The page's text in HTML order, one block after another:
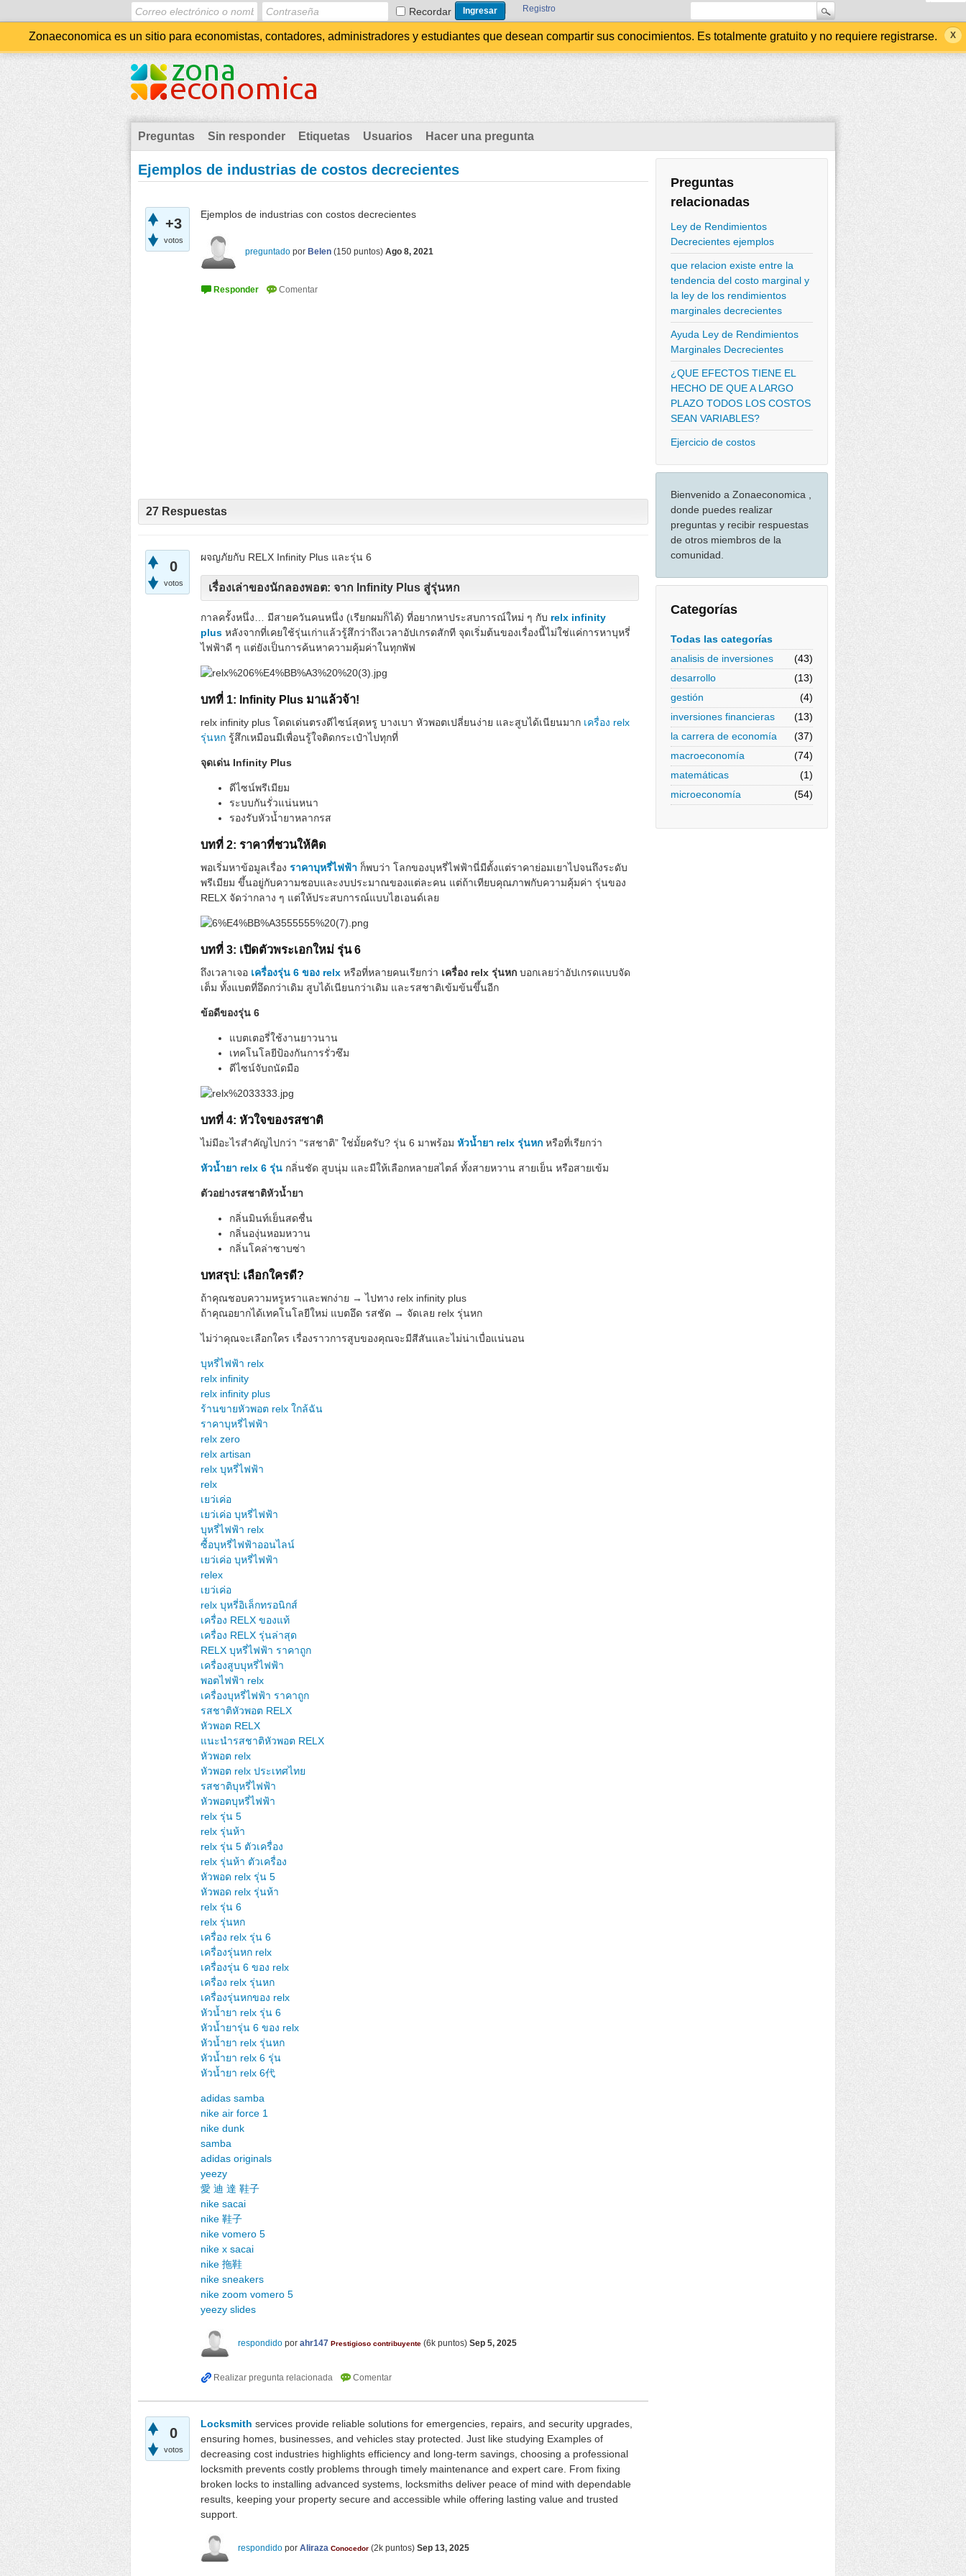
Recordar Registro
Zonaeconomica es un sitio para economistas, contadores, administradores y estudiantes que desean compartir sus conocimientos. Es totalmente gratuito y no requiere registrarse.
Preguntas Sin responder Etiquetas Usuarios Hacer una pregunta
Preguntas
relacionadas
Ley de Rendimientos
Decrecientes ejemplos
que relacion existe entre la
tendencia del costo marginal y
la ley de los rendimientos
marginales decrecientes
Ayuda Ley de Rendimientos
Marginales Decrecientes
¿QUE EFECTOS TIENE EL
HECHO DE QUE A LARGO
PLAZO TODOS LOS COSTOS
SEAN VARIABLES?
Ejercicio de costos
Bienvenido a Zonaeconomica ,
donde puedes realizar
preguntas y recibir respuestas
de otros miembros de la
comunidad.
Categorías
Todas las categorías
analisis de inversiones
(43)
desarrollo
(13)
gestión
(4)
inversiones financieras
(13)
la carrera de economía
(37)
macroeconomía
(74)
matemáticas
(1)
microeconomía
(54)
Ejemplos de industrias de costos decrecientes
+3
votos
Ejemplos de industrias con costos decrecientes
preguntado por Belen (150 puntos) Ago 8, 2021
27 Respuestas
0
votos
ผจญภัยกับ RELX Infinity Plus และรุ่น 6
เรื่องเล่าของนักลองพอต: จาก Infinity Plus สู่รุ่นหก
กาลครั้งหนึ่ง… มีสายควันคนหนึ่ง (เรียกผมก็ได้) ที่อยากหาประสบการณ์ใหม่ ๆ กับ relx infinity
plus หลังจากที่เคยใช้รุ่นเก่าแล้วรู้สึกว่าถึงเวลาอัปเกรดสักที จุดเริ่มต้นของเรื่องนี้ไม่ใช่แค่การหาบุหรี่
ไฟฟ้าดี ๆ แต่ยังเป็นการค้นหาความคุ้มค่าในทุกพัฟ
บทที่ 1: Infinity Plus มาแล้วจ้า!
relx infinity plus โดดเด่นตรงดีไซน์สุดหรู บางเบา หัวพอตเปลี่ยนง่าย และสูบได้เนียนมาก เครื่อง relx
รุ่นหก รู้สึกเหมือนมีเพื่อนรู้ใจติดกระเป๋าไปทุกที่
จุดเด่น Infinity Plus
ดีไซน์พรีเมียม
ระบบกันรั่วแน่นหนา
รองรับหัวน้ำยาหลากรส
บทที่ 2: ราคาที่ชวนให้คิด
พอเริ่มหาข้อมูลเรื่อง ราคาบุหรี่ไฟฟ้า ก็พบว่า โลกของบุหรี่ไฟฟ้านี่มีตั้งแต่ราคาย่อมเยาไปจนถึงระดับ
พรีเมียม ขึ้นอยู่กับความชอบและงบประมาณของแต่ละคน แต่ถ้าเทียบคุณภาพกับความคุ้มค่า รุ่นของ
RELX จัดว่ากลาง ๆ แต่ให้ประสบการณ์แบบไฮเอนด์เลย
บทที่ 3: เปิดตัวพระเอกใหม่ รุ่น 6
ถึงเวลาเจอ เครื่องรุ่น 6 ของ relx หรือที่หลายคนเรียกว่า เครื่อง relx รุ่นหก บอกเลยว่าอัปเกรดแบบจัด
เต็ม ทั้งแบตที่อึดกว่าเดิม สูบได้เนียนกว่าเดิม และรสชาติเข้มข้นขึ้นอีก
ข้อดีของรุ่น 6
แบตเตอรี่ใช้งานยาวนาน
เทคโนโลยีป้องกันการรั่วซึม
ดีไซน์จับถนัดมือ
บทที่ 4: หัวใจของรสชาติ
ไม่มีอะไรสำคัญไปกว่า “รสชาติ” ใช่มั้ยครับ? รุ่น 6 มาพร้อม หัวน้ำยา relx รุ่นหก หรือที่เรียกว่า
หัวน้ำยา relx 6 รุ่น กลิ่นชัด สูบนุ่ม และมีให้เลือกหลายสไตล์ ทั้งสายหวาน สายเย็น หรือสายเข้ม
ตัวอย่างรสชาติหัวน้ำยา
กลิ่นมินท์เย็นสดชื่น
กลิ่นองุ่นหอมหวาน
กลิ่นโคล่าซาบซ่า
บทสรุป: เลือกใครดี?
ถ้าคุณชอบความหรูหราและพกง่าย → ไปทาง relx infinity plus
ถ้าคุณอยากได้เทคโนโลยีใหม่ แบตอึด รสชัด → จัดเลย relx รุ่นหก
ไม่ว่าคุณจะเลือกใคร เรื่องราวการสูบของคุณจะมีสีสันและไม่น่าเบื่อแน่นอน
บุหรี่ไฟฟ้า relx
relx infinity
relx infinity plus
ร้านขายหัวพอต relx ใกล้ฉัน
ราคาบุหรี่ไฟฟ้า
relx zero
relx artisan
relx บุหรี่ไฟฟ้า
relx
เยว่เค่อ
เยว่เค่อ บุหรี่ไฟฟ้า
บุหรี่ไฟฟ้า relx
ซื้อบุหรี่ไฟฟ้าออนไลน์
เยว่เค่อ บุหรี่ไฟฟ้า
relex
เยว่เค่อ
relx บุหรี่อิเล็กทรอนิกส์
เครื่อง RELX ของแท้
เครื่อง RELX รุ่นล่าสุด
RELX บุหรี่ไฟฟ้า ราคาถูก
เครื่องสูบบุหรี่ไฟฟ้า
พอตไฟฟ้า relx
เครื่องบุหรี่ไฟฟ้า ราคาถูก
รสชาติหัวพอต RELX
หัวพอต RELX
แนะนำรสชาติหัวพอต RELX
หัวพอต relx
หัวพอต relx ประเทศไทย
รสชาติบุหรี่ไฟฟ้า
หัวพอตบุหรี่ไฟฟ้า
relx รุ่น 5
relx รุ่นห้า
relx รุ่น 5 ตัวเครื่อง
relx รุ่นห้า ตัวเครื่อง
หัวพอด relx รุ่น 5
หัวพอด relx รุ่นห้า
relx รุ่น 6
relx รุ่นหก
เครื่อง relx รุ่น 6
เครื่องรุ่นหก relx
เครื่องรุ่น 6 ของ relx
เครื่อง relx รุ่นหก
เครื่องรุ่นหกของ relx
หัวน้ำยา relx รุ่น 6
หัวน้ำยารุ่น 6 ของ relx
หัวน้ำยา relx รุ่นหก
หัวน้ำยา relx 6 รุ่น
หัวน้ำยา relx 6代
adidas samba
nike air force 1
nike dunk
samba
adidas originals
yeezy
愛 迪 達 鞋子
nike sacai
nike 鞋子
nike vomero 5
nike x sacai
nike 拖鞋
nike sneakers
nike zoom vomero 5
yeezy slides
respondido por ahr147 Prestigioso contribuyente (6k puntos) Sep 5, 2025
0
votos
Locksmith services provide reliable solutions for emergencies, repairs, and security upgrades,
ensuring homes, businesses, and vehicles stay protected. Just like studying Examples of
decreasing cost industries highlights efficiency and long-term savings, choosing a professional
locksmith prevents costly problems through timely maintenance and expert care. From fixing
broken locks to installing advanced systems, locksmiths deliver peace of mind with dependable
results, keeping your property secure and accessible while offering lasting value and trusted
support.
respondido por Aliraza Conocedor (2k puntos) Sep 13, 2025